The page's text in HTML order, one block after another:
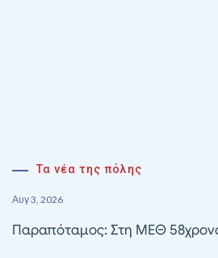
Τα νέα της πόλης
Αυγ 3, 2026
Παραπόταμος: Στη ΜΕΘ